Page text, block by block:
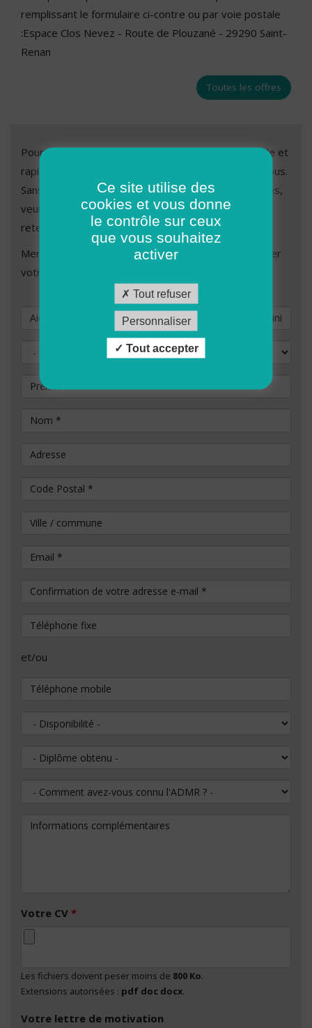
remplissant le formulaire ci-contre ou par voie postale
:Espace Clos Nevez - Route de Plouzané - 29290 Saint-
Renan
Toutes les offres
Pour nous soumettre votre candidature, c’est simple et
rapide. Il vous suffit de remplir le formulaire ci-dessous.
Sans réponse de notre part dans les quatre semaines,
veuillez considérer que votre candidature n’est pas
retenue.
Merci de remplir les champs ci-dessous afin de valider
votre demande de candidature.
Vous souhaitez postuler au poste de
Prénom
Nom*
Adresse
Code Postal *
Ville / commune
Email*
Confirmation de votre adresse e-mail
Téléphone fixe
et/ou
Téléphone mobile
Disponibilité
Diplôme obtenu
Comment avez-vous connu l'ADMR ?
Informations complémentaires
Votre CV *
Les fichiers doivent peser moins de 800 Ko.
Extensions autorisées : pdf doc docx.
Votre lettre de motivation
Ce site utilise des
cookies et vous donne
le contrôle sur ceux
que vous souhaitez
activer
Tout refuser
Personnaliser
Tout accepter